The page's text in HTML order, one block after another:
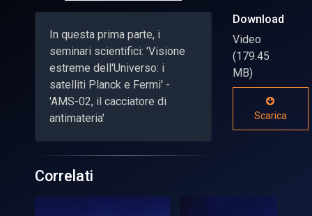
In questa prima parte, i
seminari scientifici: 'Visione
estreme dell'Universo: i
satelliti Planck e Fermi' -
'AMS-02, il cacciatore di
antimateria'
Download
Video
(179.45
MB)
Scarica
Correlati